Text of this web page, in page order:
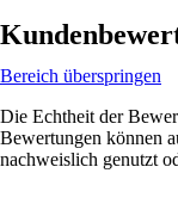
Bereich überspringen
Die Echtheit der
Bewertungen können
nachweislich genutzt